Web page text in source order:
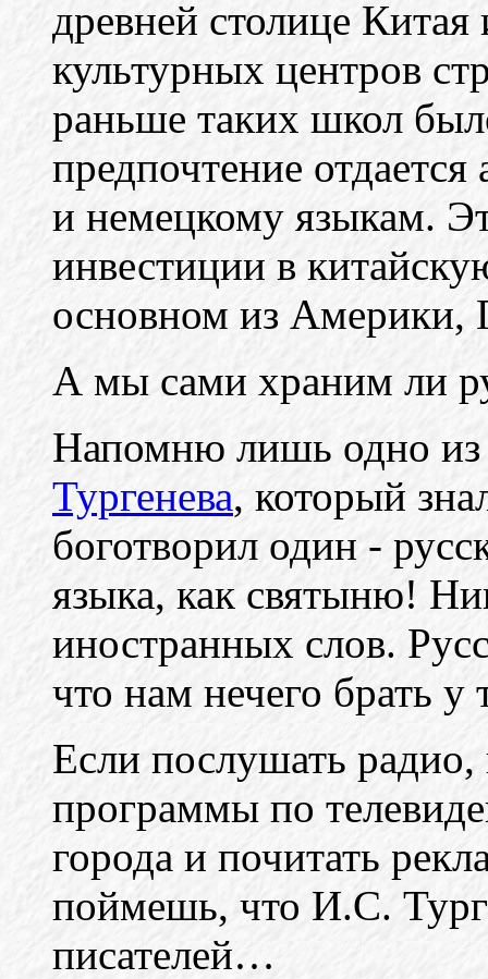
древней столице
культурных центров
раньше таких школ
предпочтение
и немецкому языкам.
инвестиции в
основном из Америки,
А мы сами храним ли
Напомню лишь одно
Тургенева, который
боготворил один -
языка, как святыню!
иностранных слов.
что нам нечего брать у
Если послушать радио,
программы по
города и почитать
поймешь, что И.С.
писателей…